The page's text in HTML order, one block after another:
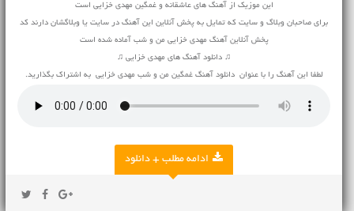
این موزیک از آهنگ های عاشقانه و غمگین مهدی خزایی است
برای صاحبان وبلاگ و سایت که تمایل به پخش آنلاین این آهنگ در سایت یا وبلاگشان دارند کد
پخش آنلاین آهنگ مهدی خزایی من و شب آماده شده است
♫ دانلود آهنگ های مهدی خزایی ♫
لطفا این آهنگ را با عنوان دانلود آهنگ غمگین من و شب مهدی خزایی به اشتراک بگذارید.
ادامه مطلب + دانلود